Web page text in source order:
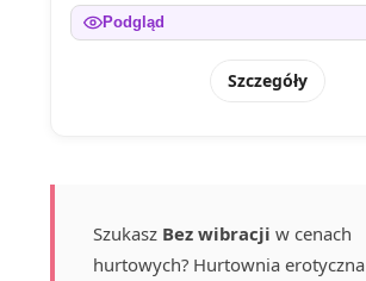
Podgląd
Szczegóły
Szukasz Bez wibracji w cenach
hurtowych? Hurtownia erotyczna